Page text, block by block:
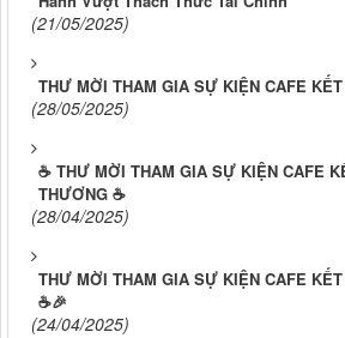
(21/05/2025)
THƯ MỜI THAM GIA SỰ KIỆN CAFE
(28/05/2025)
☕ THƯ MỜI THAM GIA SỰ KIỆN CAFE
THƯƠNG ☕
(28/04/2025)
THƯ MỜI THAM GIA SỰ KIỆN CAFE
☕🎉
(24/04/2025)